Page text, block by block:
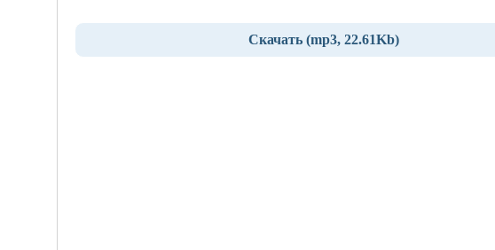
Скачать (mp3, 22.61Kb)